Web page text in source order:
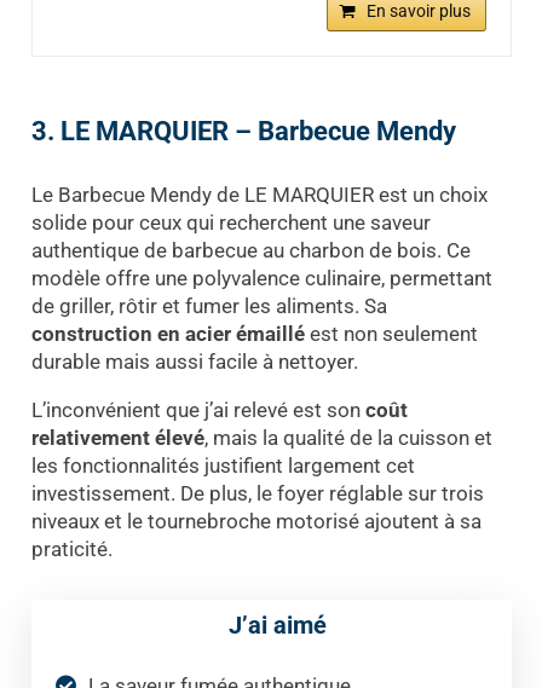
En savoir plus
3. LE MARQUIER – Barbecue Mendy
Le Barbecue Mendy de LE MARQUIER est un choix
solide pour ceux qui recherchent une saveur
authentique de barbecue au charbon de bois. Ce
modèle offre une polyvalence culinaire, permettant
de griller, rôtir et fumer les aliments. Sa
construction en acier émailléest non seulement
durable mais aussi facile à nettoyer.
L’inconvénient que j’ai relevé est son coût
relativement élevé, mais la qualité de la cuisson et
les fonctionnalités justifient largement cet
investissement. De plus, le foyer réglable sur trois
niveaux et le tournebroche motorisé ajoutent à sa
praticité.
J’ai aimé